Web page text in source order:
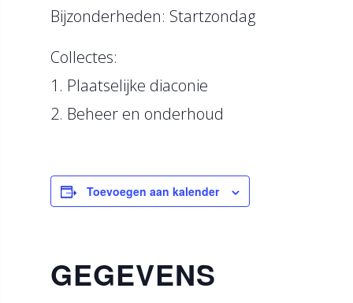
Bijzonderheden: Startzondag
Collectes:
1. Plaatselijke diaconie
2. Beheer en onderhoud
Toevoegen aan kalender
GEGEVENS